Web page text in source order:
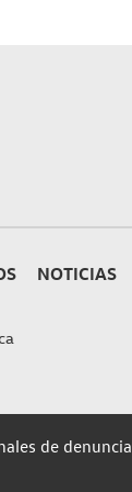
NOTICIAS
de denuncia